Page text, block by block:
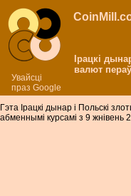
Увайсці
праз Google
Ірацкі
валют
Гэта Ірацкі дынар і Польскі
абменнымі курсамі з 9 жнівень